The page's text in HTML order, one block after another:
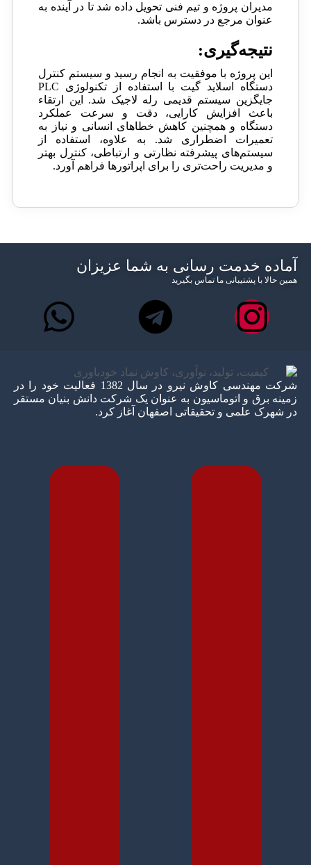
مدیران پروژه و تیم فنی تحویل داده شد تا در آینده به
عنوان مرجع در دسترس باشد.
نتیجه‌گیری:
این پروژه با موفقیت به انجام رسید و سیستم کنترل
دستگاه اسلاید گیت با استفاده از تکنولوژی PLC
جایگزین سیستم قدیمی رله لاجیک شد. این ارتقاء
باعث افزایش کارایی، دقت و سرعت عملکرد
دستگاه و همچنین کاهش خطاهای انسانی و نیاز به
تعمیرات اضطراری شد. به علاوه، استفاده از
سیستم‌های پیشرفته نظارتی و ارتباطی، کنترل بهتر
و مدیریت راحت‌تری را برای اپراتورها فراهم آورد.
آماده خدمت رسانی به شما عزیزان
همین حالا با پشتیبانی ما تماس بگیرید
شرکت مهندسی کاوش نیرو در سال 1382 فعالیت خود را در
زمینه برق و اتوماسیون به عنوان یک شرکت دانش بنیان مستقر
در شهرک علمی و تحقیقاتی اصفهان آغاز کرد.